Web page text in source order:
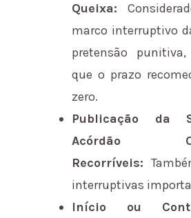
Queixa:
marco interruptivo
pretensão
que o prazo
zero.
Publicação da
Acórdão
Recorríveis:
interruptivas
Início ou